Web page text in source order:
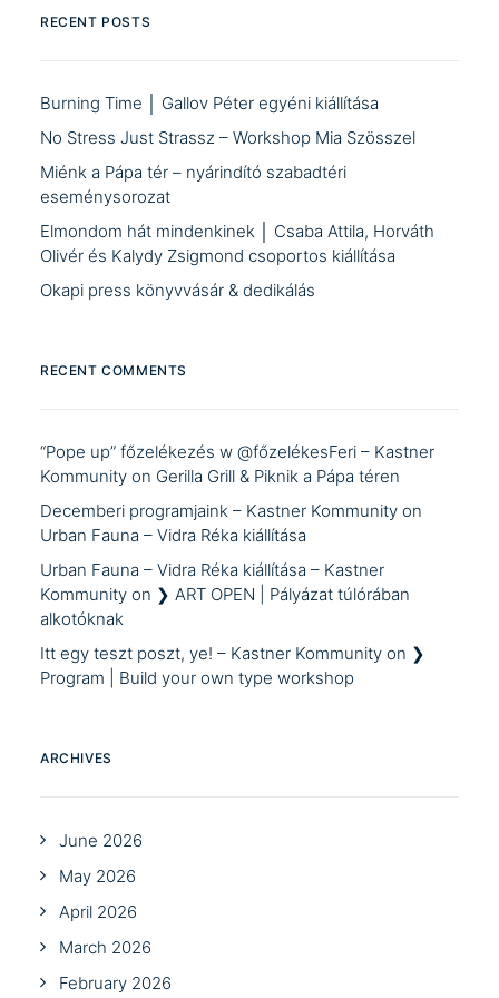
RECENT POSTS
Burning Time │ Gallov Péter egyéni kiállítása
No Stress Just Strassz – Workshop Mia Szösszel
Miénk a Pápa tér – nyárindító szabadtéri
eseménysorozat
Elmondom hát mindenkinek │ Csaba Attila, Horváth
Olivér és Kalydy Zsigmond csoportos kiállítása
Okapi press könyvvásár & dedikálás
RECENT COMMENTS
“Pope up” főzelékezés w @főzelékesFeri – Kastner
Kommunity on Gerilla Grill & Piknik a Pápa téren
Decemberi programjaink – Kastner Kommunity on
Urban Fauna – Vidra Réka kiállítása
Urban Fauna – Vidra Réka kiállítása – Kastner
Kommunity on ❯ ART OPEN | Pályázat túlórában
alkotóknak
Itt egy teszt poszt, ye! – Kastner Kommunity on ❯
Program | Build your own type workshop
ARCHIVES
June 2026
May 2026
April 2026
March 2026
February 2026